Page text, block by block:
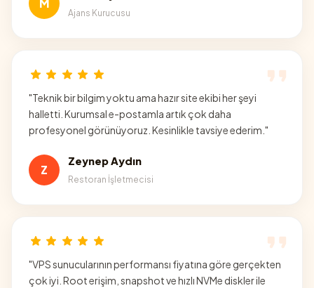
M
Ajans Kurucusu
"Teknik bir bilgim yoktu ama hazır site ekibi her şeyi
halletti. Kurumsal e-postamla artık çok daha
profesyonel görünüyoruz. Kesinlikle tavsiye ederim. "
Z
Zeynep Aydın
Restoran İşletmecisi
"VPS sunucularının performansı fiyatına göre gerçekten
çok iyi. Root erişim, snapshot ve hızlı NVMe diskler ile